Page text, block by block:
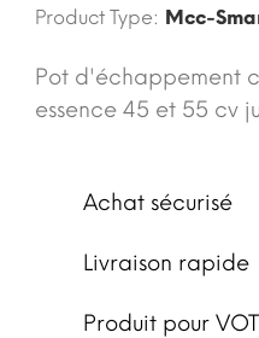
Product Type: Mcc-
Pot d'échappement
essence 45 et 55 cv
Achat sécurisé
Livraison rapide
Produit pour